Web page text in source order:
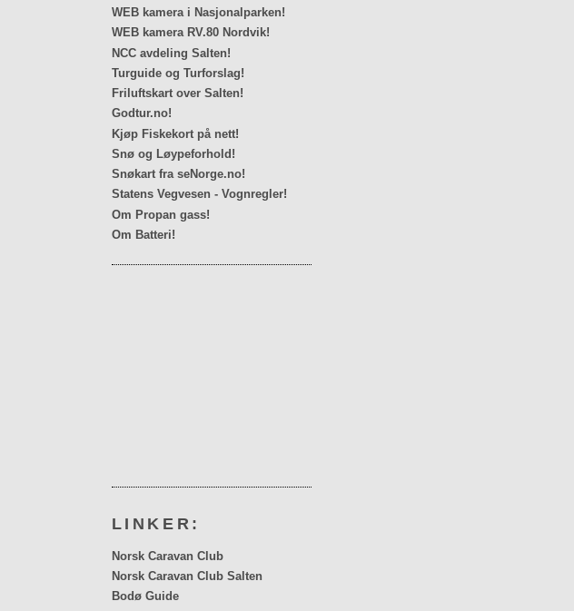
WEB kamera i Nasjonalparken!
WEB kamera RV.80 Nordvik!
NCC avdeling Salten!
Turguide og Turforslag!
Friluftskart over Salten!
Godtur.no!
Kjøp Fiskekort på nett!
Snø og Løypeforhold!
Snøkart fra seNorge.no!
Statens Vegvesen - Vognregler!
Om Propan gass!
Om Batteri!
LINKER:
Norsk Caravan Club
Norsk Caravan Club Salten
Bodø Guide